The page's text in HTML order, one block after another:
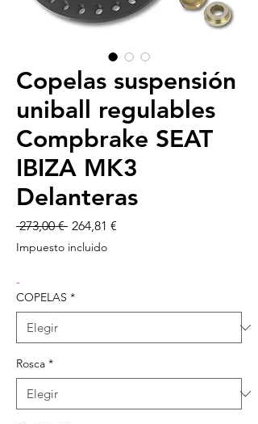
Copelas suspensión
uniball regulables
Compbrake SEAT
IBIZA MK3
Delanteras
273,00 € Precio
264,81 €
Impuesto incluido
-
COPELAS *
Rosca *